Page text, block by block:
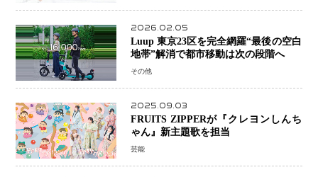
2026.02.05
Luup 東京23区を完全網羅“最後の空白
地帯”解消で都市移動は次の段階へ
その他
2025.09.03
FRUITS ZIPPERが『クレヨンしんち
ゃん』新主題歌を担当
芸能